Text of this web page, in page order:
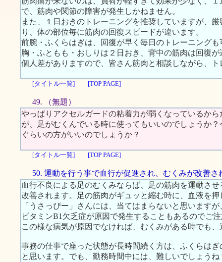
で、筋肉や関節の障害が発生しかねません。
また、１日おきのトレーニングを推奨していますが、
り、体の部位毎に筋肉の回復スピードが違います。
前腕・ふくらはぎは、回復が早く毎日のトレーニング
胸・ふともも・おしりは２日おき、背中の筋肉は回復
個人差がありますので、皆さん筋肉と相談しながら、
[タイトル一覧] [TOP PAGE]
49. （無題）
やっぱりアクセルガードの粘着力が弱くなっているか
が、足がむくんでいる時に使ってもいいのでしょうか
ぐらいの方がいいのでしょうか？
[タイトル一覧] [TOP PAGE]
50. 運動を行う事で血行が促進され、むくみが改善さ
血行不良による足のむくみならば、足の筋肉を運動さ
改善されます。足の筋肉がギュッと縮む時に、血液を
「うさっぴー」さんには、当てはまらないと思います
ビタミンB1欠乏症が原因で発生することもあるのでご
この様な病気が原因でなければ、むくみがある時でも
事務の仕事で座った状態が長時間続く方は、ふくらは
と思います。でも、勤務時間中には、難しいでしょうね